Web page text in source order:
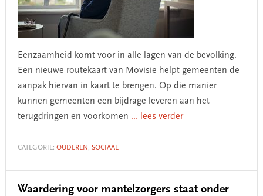
Eenzaamheid komt voor in alle lagen van de bevolking.
Een nieuwe routekaart van Movisie helpt gemeenten de
aanpak hiervan in kaart te brengen. Op die manier
kunnen gemeenten een bijdrage leveren aan het
terugdringen en voorkomen ... lees verder
CATEGORIE: OUDEREN , SOCIAAL
Waardering voor mantelzorgers staat onder